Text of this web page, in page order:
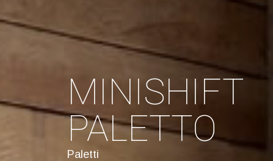
MINISHIFT
PALETTO
Paletti